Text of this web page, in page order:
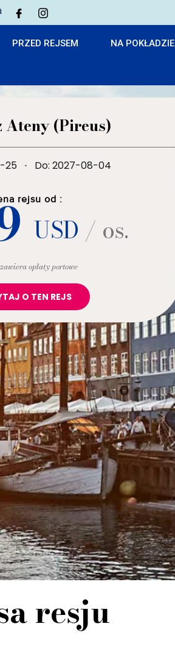
PRZED REJSEM NA POKŁADZIE
(Pireus)
25 · Do: 2027-08-04
rejsu od :
USD / os.
opłaty portowe
O TEN REJS
resju